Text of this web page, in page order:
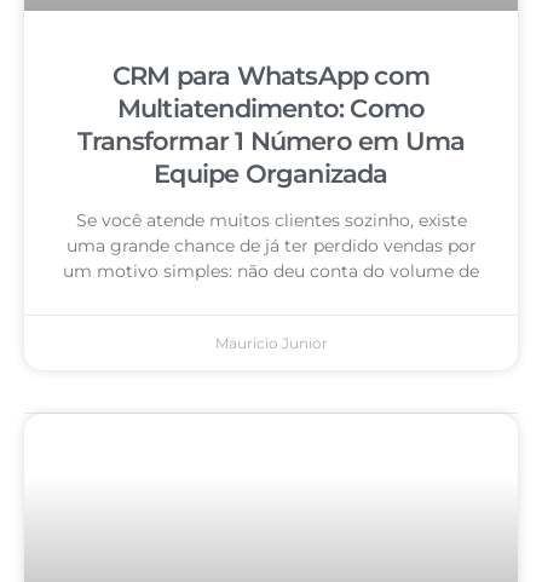
CRM para WhatsApp com
Multiatendimento: Como
Transformar 1 Número em Uma
Equipe Organizada
Se você atende muitos clientes sozinho, existe
uma grande chance de já ter perdido vendas por
um motivo simples: não deu conta do volume de
Mauricio Junior